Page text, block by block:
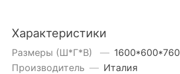
Характеристики
Размеры (Ш*Г*В) — 1600*600*760
Производитель — Италия